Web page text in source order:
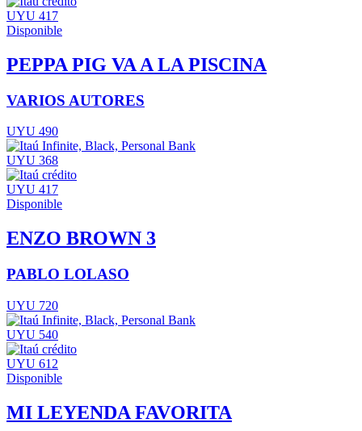
UYU 417
Disponible
PEPPA PIG VA A LA PISCINA
VARIOS AUTORES
UYU 490
UYU 368
UYU 417
Disponible
ENZO BROWN 3
PABLO LOLASO
UYU 720
UYU 540
UYU 612
Disponible
MI LEYENDA FAVORITA